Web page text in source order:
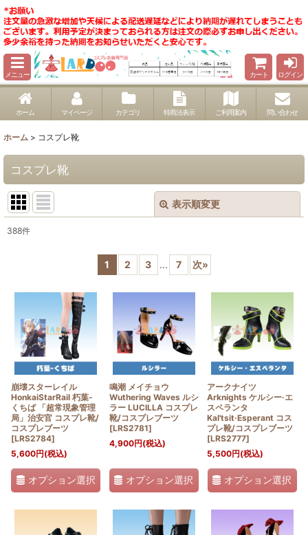
メニュー カート ログイン
ホーム マイページ カテゴリ 特商法表示 ご利用案内 問い合わせ
ホーム > コスプレ靴
コスプレ靴
表示順変更
並び順
388件
1 2 3 ... 7 次»
崩壊スターレイル
HonkaiStarRail 朽葉-
くちば 「超常現象管理
局」治安官 コスプレ靴/
コスプレブーツ
[LRS2784]
5,600円(税込)
オプション選択
鳴潮 メイチョウ
Wuthering Waves ルシ
ラー LUCILLA コスプレ
靴/コスプレブーツ
[LRS2781]
4,900円(税込)
オプション選択
アークナイツ
Arknights ケルシー·エ
スペランタ
Kal'tsit·Esperant コス
プレ靴/コスプレブーツ
[LRS2777]
5,500円(税込)
オプション選択